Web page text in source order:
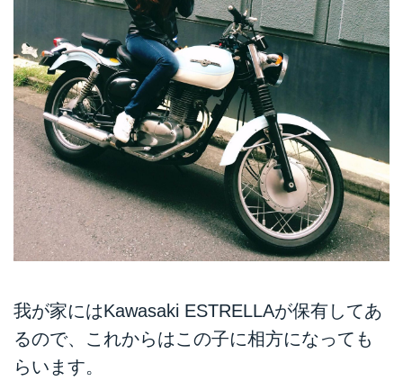
我が家にはKawasaki ESTRELLAが保有してあ
るので、これからはこの子に相方になっても
らいます。